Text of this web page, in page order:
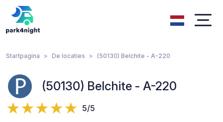
Startpagina De locaties (50130) Belchite - A-220
(50130) Belchite - A-220
5/5